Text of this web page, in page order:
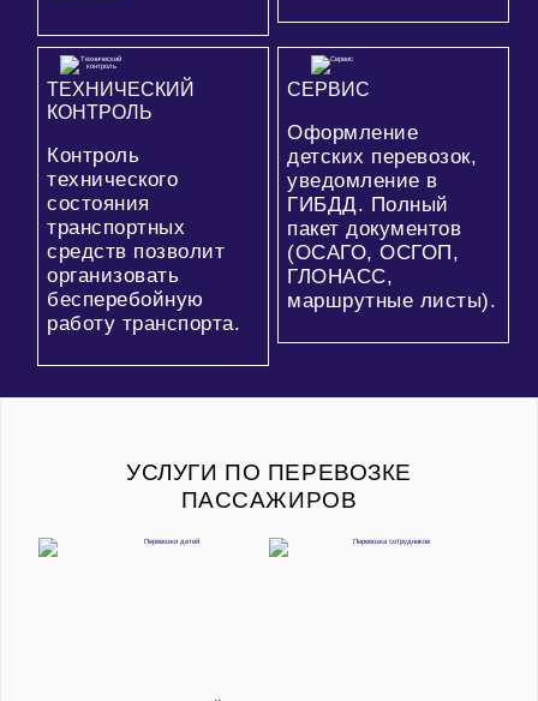
ТЕХНИЧЕСКИЙ
КОНТРОЛЬ
Контроль
технического
состояния
транспортных
средств позволит
организовать
бесперебойную
работу транспорта.
СЕРВИС
Оформление
детских перевозок,
уведомление в
ГИБДД. Полный
пакет документов
(ОСАГО, ОСГОП,
ГЛОНАСС,
маршрутные листы).
УСЛУГИ ПО ПЕРЕВОЗКЕ
ПАССАЖИРОВ